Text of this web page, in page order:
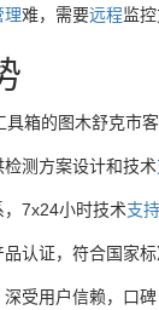
理难，需要远程监
箱的图木舒克市客
测方案设计和技术
7x24小时技术支持
认证，符合国家
受用户信赖，口